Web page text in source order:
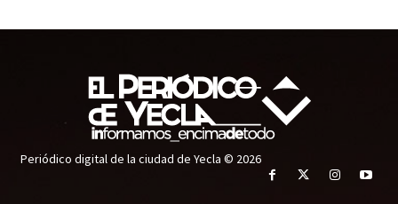
Periódico digital de la ciudad de Yecla © 2026